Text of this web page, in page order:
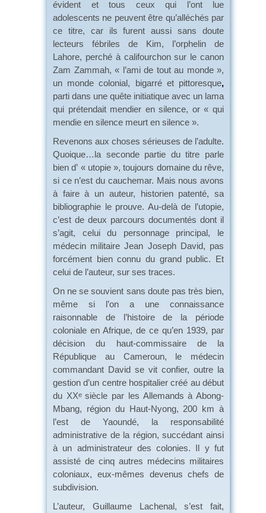
évident et tous ceux qui l’ont lue
adolescents ne peuvent être qu’alléchés par
ce titre, car ils furent aussi sans doute
lecteurs fébriles de Kim, l’orphelin de
Lahore, perché à califourchon sur le canon
Zam Zammah, « l’ami de tout au monde »,
un monde colonial, bigarré et pittoresque,
parti dans une quête initiatique avec un lama
qui prétendait mendier en silence, or « qui
mendie en silence meurt en silence ».
Revenons aux choses sérieuses de l’adulte.
Quoique…la seconde partie du titre parle
bien d’ « utopie », toujours domaine du rêve,
si ce n’est du cauchemar. Mais nous avons
à faire à un auteur, historien patenté, sa
bibliographie le prouve. Au-delà de l’utopie,
c’est de deux parcours documentés dont il
s’agit, celui du personnage principal, le
médecin militaire Jean Joseph David, pas
forcément bien connu du grand public. Et
celui de l’auteur, sur ses traces.
On ne se souvient sans doute pas très bien,
même si l’on a une connaissance
raisonnable de l’histoire de la période
coloniale en Afrique, de ce qu’en 1939, par
décision du haut-commissaire de la
République au Cameroun, le médecin
commandant David se vit confier, outre la
gestion d’un centre hospitalier créé au début
du XXesiècle par les Allemands à Abong-
Mbang, région du Haut-Nyong, 200 km à
l’est de Yaoundé, la responsabilité
administrative de la région, succédant ainsi
à un administrateur des colonies. Il y fut
assisté de cinq autres médecins militaires
coloniaux, eux-mêmes devenus chefs de
subdivision.
L’auteur, Guillaume Lachenal, s’est fait,